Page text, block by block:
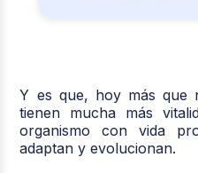
Y es que, hoy más que
tienen mucha más
organismo con vida
adaptan y evolucionan.